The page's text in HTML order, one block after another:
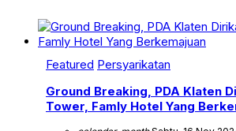
Featured Persyarikatan
Ground Breaking, PDA Klaten
Tower, Famly Hotel Yang